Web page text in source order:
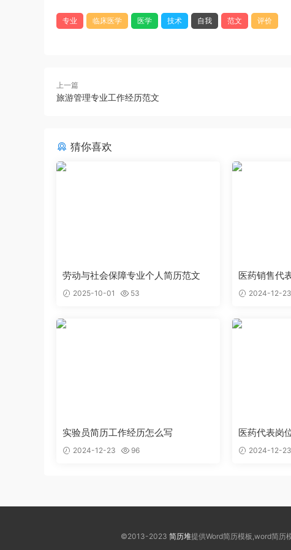
专业 临床医学 医学 技术 自我 范文 评价
上一篇
旅游管理专业工作经历范文
猜你喜欢
劳动与社会保障专业个人简历范文
2025-10-01 53
医药销售代
2024-12-23
实验员简历工作经历怎么写
2024-12-23 96
医药代表岗
2024-12-23
©2013-2023 简历堆提供Word简历模板,word简历